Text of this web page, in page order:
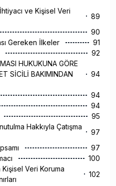
ve Kişisel Veri
89
90
Gereken İlkeler
91
92
HUKUKUNA GÖRE
SİCİLİ BAKIMINDAN
94
94
94
95
Hakkıyla Çatışma
97
97
100
Veri Koruma
102